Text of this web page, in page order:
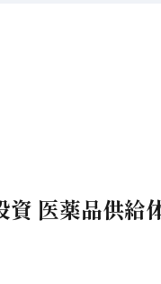
資 医薬品供給